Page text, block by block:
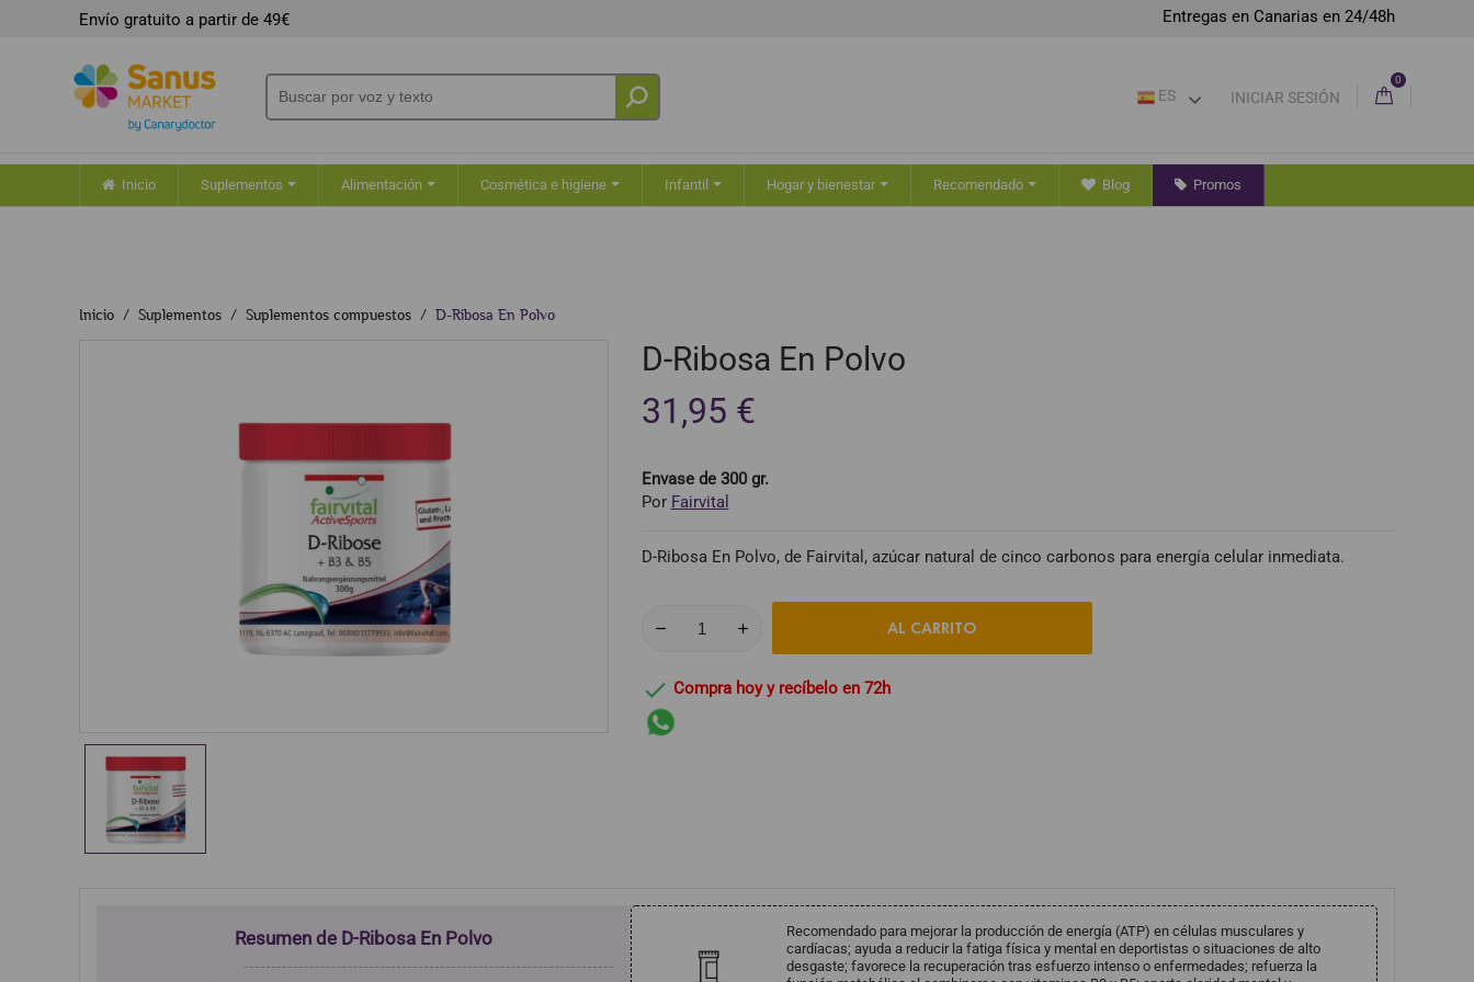
Envío gratuito a partir de 49€ Entregas en Canarias en 24/48h
ES INICIAR SESIÓN
0
Inicio Suplementos Alimentación Cosmética e higiene Infantil Hogar y bienestar Recomendado Blog Promos
Inicio Suplementos Suplementos compuestos D-Ribosa En Polvo
D-Ribosa En Polvo
31,95 €
Envase de 300 gr.
Por Fairvital
D-Ribosa En Polvo, de Fairvital, azúcar natural de cinco carbonos para energía celular inmediata.
AL CARRITO
 Compra hoy y recíbelo en 72h
Resumen de D-Ribosa En Polvo
Recomendado para mejorar la producción de energía (ATP) en células musculares y
cardíacas; ayuda a reducir la fatiga física y mental en deportistas o situaciones de alto
desgaste; favorece la recuperación tras esfuerzo intenso o enfermedades; refuerza la